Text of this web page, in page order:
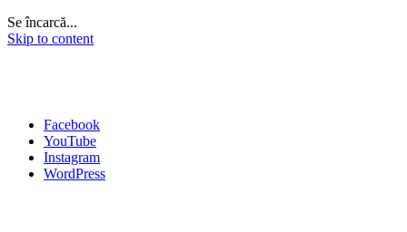
Se încarcă...
Skip to content
Facebook
YouTube
Instagram
WordPress